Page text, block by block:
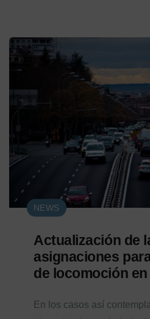
NEWS
Actualización de
asignaciones
de locomoción en
En los casos así